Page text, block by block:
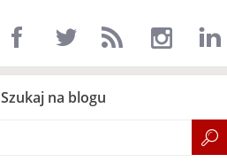
Szukaj na blogu